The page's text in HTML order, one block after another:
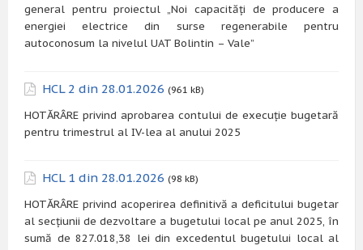
general pentru proiectul „Noi capacități de producere a
energiei electrice din surse regenerabile pentru
autoconosum la nivelul UAT Bolintin – Vale”
HCL 2 din 28.01.2026 (961 kB)
HOTĂRÂRE privind aprobarea contului de execuție bugetară
pentru trimestrul al IV-lea al anului 2025
HCL 1 din 28.01.2026 (98 kB)
HOTĂRÂRE privind acoperirea definitivă a deficitului bugetar
al secțiunii de dezvoltare a bugetului local pe anul 2025, în
sumă de 827.018,38 lei din excedentul bugetului local al